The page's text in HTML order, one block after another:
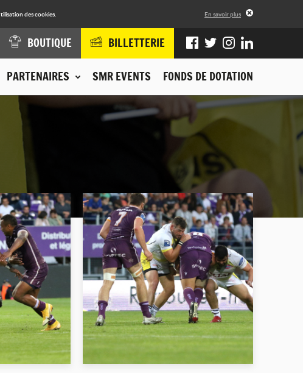
des cookies. En savoir plus
PARTENAIRES SMR EVENTS FONDS DE DOTATION
BOUTIQUE BILLETTERIE